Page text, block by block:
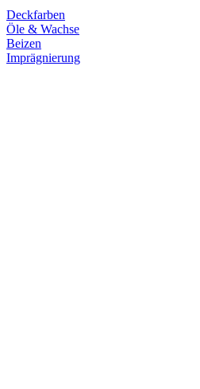
Deckfarben
Öle & Wachse
Beizen
Imprägnierung